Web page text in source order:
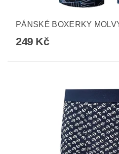
PÁNSKÉ BOXERKY
249 Kč